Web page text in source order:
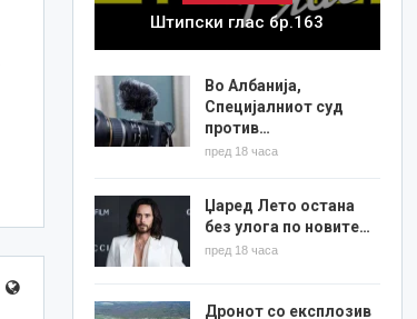
Штипски глас бр.163
Во Албанија,
Специјалниот суд
против…
пред 18 часа
Џаред Лето остана
без улога по новите…
пред 18 часа
Дронот со експлозив